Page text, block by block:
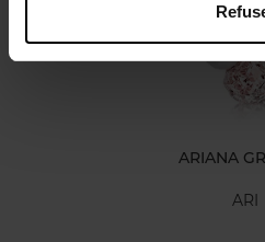
ARIANA
ARI